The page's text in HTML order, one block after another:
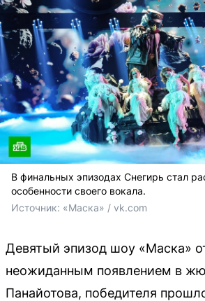
В финальных эпизодах Снегирь стал
особенности своего вокала.
Источник: «Маска» / vk.com
Девятый эпизод шоу «Маска»
неожиданным появлением в
Панайотова, победителя